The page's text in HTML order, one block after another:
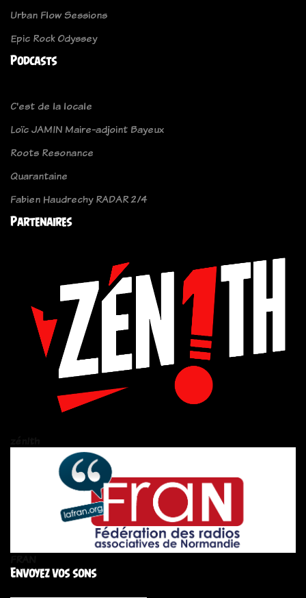
Urban Flow Sessions
Epic Rock Odyssey
Podcasts
C'est de la locale
Loïc JAMIN Maire-adjoint Bayeux
Roots Resonance
Quarantaine
Fabien Haudrechy RADAR 2/4
Partenaires
Envoyez vos sons